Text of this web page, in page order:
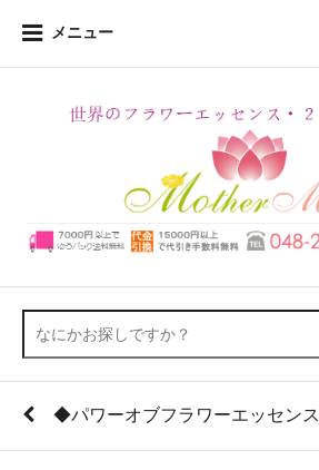
メニュー
◆パワーオブフラワーエッセンス